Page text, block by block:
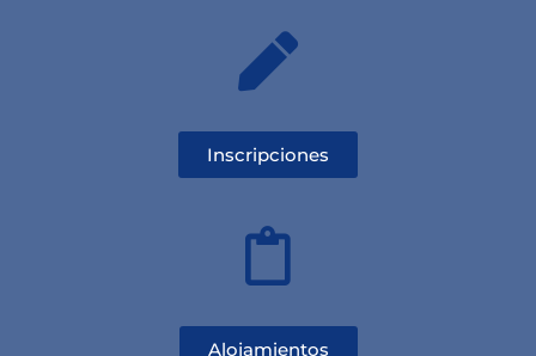
Inscripciones
Alojamientos